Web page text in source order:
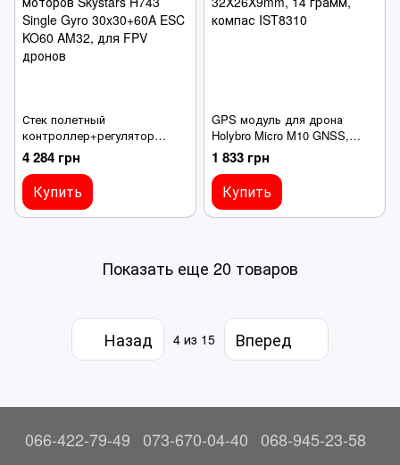
Стек полетный
контроллер+регулятор
моторов Skystars H743 Single
Gyro 30x30+60A ESC KO60
AM32, для FPV дронов
4 284 грн
Купить
GPS модуль для дрона
Holybro Micro M10 GNSS,
32X26X9mm, 14 грамм,
компас IST8310
1 833 грн
Купить
Показать еще 20 товаров
Назад 4 из 15 Вперед
066-422-79-49 073-670-04-40 068-945-23-58